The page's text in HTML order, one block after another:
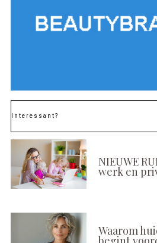
Interessant?
NIEUWE
werk en
Waarom